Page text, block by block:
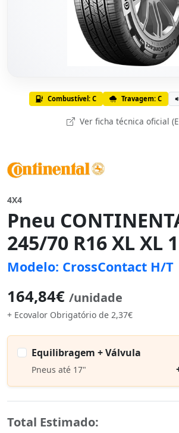
Combustível: C Travagem: C
Ver ficha técnica oficial
4X4
Pneu
245/70 R16 XL XL
Modelo: CrossContact H/T
164,84€ /unidade
+ Ecovalor Obrigatório de 2,37€
Equilibragem + Válvula
Pneus até 17"
Total Estimado: